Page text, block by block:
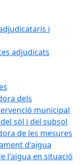
i
adjudicats
dels
municipal
sòl i del subsol
de les mesures
d'aigua
l'aigua en situació